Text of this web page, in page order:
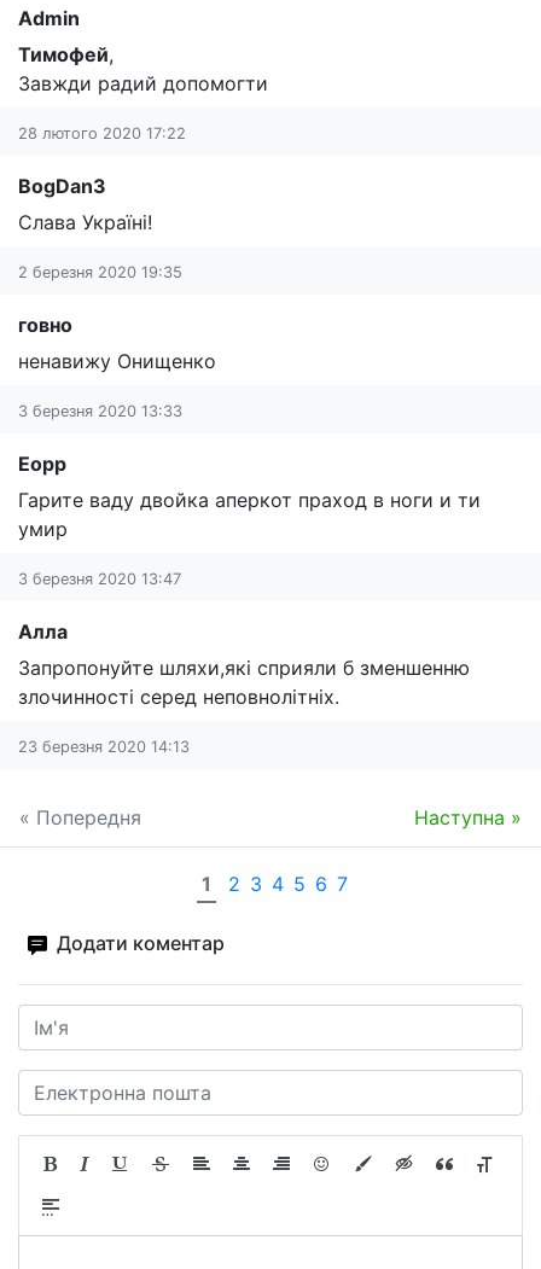
Admin
Тимофей,
Завжди радий допомогти
28 лютого 2020 17:22
BogDan3
Слава Україні!
2 березня 2020 19:35
говно
ненавижу Онищенко
3 березня 2020 13:33
Еорр
Гарите ваду двойка аперкот праход в ноги и ти
умир
3 березня 2020 13:47
Алла
Запропонуйте шляхи,які сприяли б зменшенню
злочинності серед неповнолітніх.
23 березня 2020 14:13
« Попередня Наступна »
1 2 3 4 5 6 7
Додати коментар